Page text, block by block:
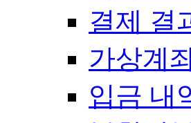
결제 결
가상계
입금 내